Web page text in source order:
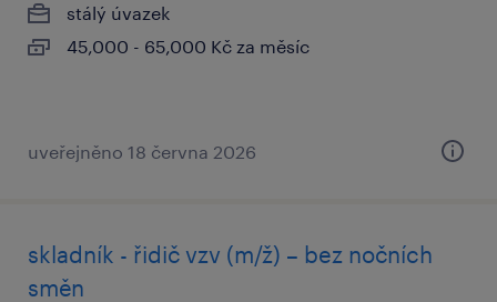
stálý úvazek
45,000 - 65,000 Kč za měsíc
uveřejněno 18 června 2026
skladník - řidič vzv (m/ž) – bez nočních
směn